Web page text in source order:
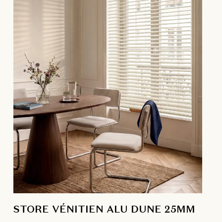
STORE VÉNITIEN ALU DUNE 25MM